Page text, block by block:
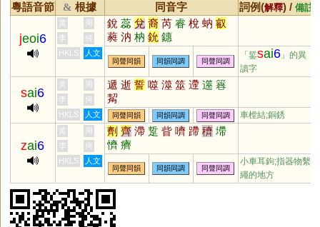
粵語音節 & 根據 同音字 詞例(解釋) / 備註
jeoi6
黃 周 銳 蕊 兌 裔 芮 睿 梲 蚋 叡
蕤 汭 枘 鈗 鏸
李
何
HKLS
人文
同聲同韻 同韻同調 同聲同調
「銴sai6 」的異
讀字
sai6
黃 周 遞 逝 誓 噬 澨 筮 遰 遾 簭
觢
李
何
HKLS
人文 同聲同韻 同韻同調 同聲同調 車樘結;銅銹
zai6
黃 周 劑 齊 滯 踅 眥 嚌 蹛 穧 墆
懠 癠
李
何
HKLS
人文
同聲同韻 同韻同調 同聲同調
小車耳鉤;指器物繫
繩的地方